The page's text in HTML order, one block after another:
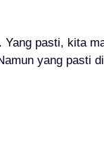
pasti, kita
yang pasti